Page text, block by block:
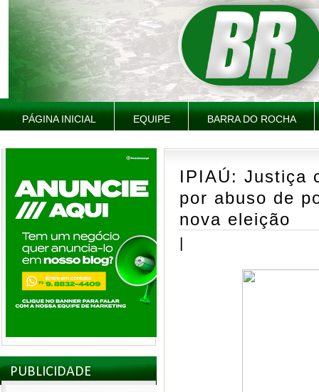
PÁGINA INICIAL EQUIPE BARRA DO ROCHA
PUBLICIDADE
IPIAÚ: Justiça
por abuso de
nova eleição
|